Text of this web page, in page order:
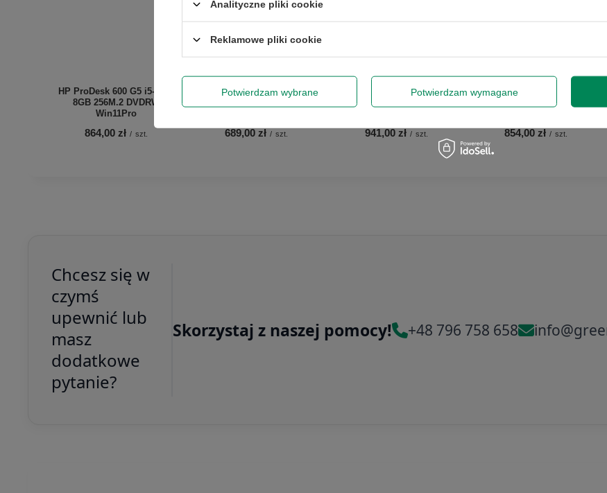
HP ProDesk 600 G5 i5-9500
8GB 256M.2 DVDRW
Win11Pro
864,00 zł / szt. 689,00 zł / szt.
Dell OptiPlex 7070 i5-9500
941,00 zł / szt.
HP Engage Flex Pro i5-
8500 8GB RAM 256GB M.2
854,00 zł / szt.
Chcesz się w
czymś
upewnić lub
masz
dodatkowe
pytanie?
Skorzystaj z naszej pomocy! +48 796 758 658
Analityczne pliki cookie
Reklamowe pliki cookie
Potwierdzam wybrane Potwierdzam wymagane